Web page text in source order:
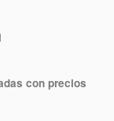
con precios